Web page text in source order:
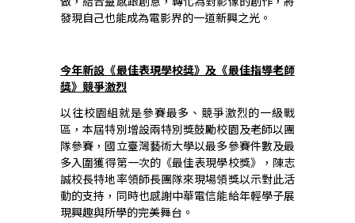
發現自己也能成為電影界的一道新興之光。
今年新設《最佳表現學校獎》及《最佳指導老師
獎》競爭激烈
以往校園組就是參賽最多、競爭激烈的一級戰
區，本屆特別增設兩特別獎鼓勵校園及老師以團
隊參賽，國立臺灣藝術大學以最多參賽件數及最
多入圍獲得第一次的《最佳表現學校獎》，陳志
誠校長特地率領師長團隊來現場領獎以示對此活
動的支持，同時也感謝中華電信能給年輕學子展
現興趣與所學的完美舞台。